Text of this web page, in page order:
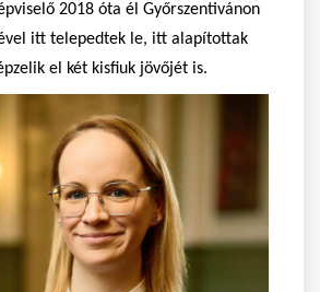
2018 óta él Győrszentivánon
itt telepedtek le, itt alapítottak
el két kisfiuk jövőjét is.